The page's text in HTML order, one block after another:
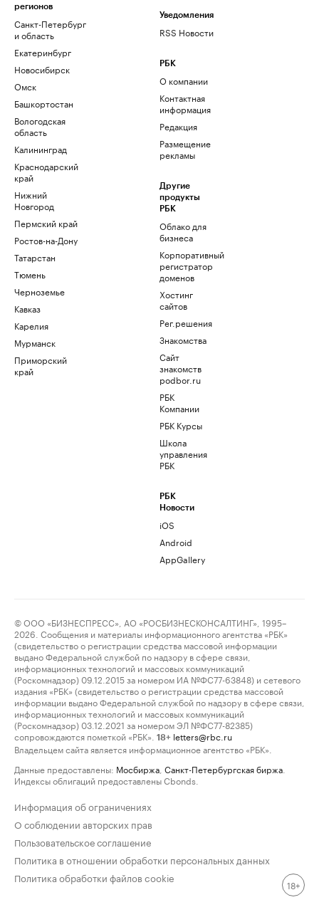
регионов
Санкт-Петербург
и область
Екатеринбург
Новосибирск
Омск
Башкортостан
Вологодская
область
Калининград
Краснодарский
край
Нижний
Новгород
Пермский край
Ростов-на-Дону
Татарстан
Тюмень
Черноземье
Кавказ
Карелия
Мурманск
Приморский
край
Уведомления
RSS Новости
РБК
О компании
Контактная
информация
Редакция
Размещение
рекламы
Другие
продукты
РБК
Облако для
бизнеса
Корпоративный
регистратор
доменов
Хостинг
сайтов
Рег.решения
Знакомства
Сайт
знакомств
podbor.ru
РБК
Компании
РБК Курсы
Школа
управления
РБК
РБК
Новости
iOS
Android
AppGallery
© ООО «БИЗНЕСПРЕСС», АО «РОСБИЗНЕСКОНСАЛТИНГ», 1995–
2026. Сообщения и материалы информационного агентства «РБК»
(свидетельство о регистрации средства массовой информации
выдано Федеральной службой по надзору в сфере связи,
информационных технологий и массовых коммуникаций
(Роскомнадзор) 09.12.2015 за номером ИА №ФС77-63848) и сетевого
издания «РБК» (свидетельство о регистрации средства массовой
информации выдано Федеральной службой по надзору в сфере связи,
информационных технологий и массовых коммуникаций
(Роскомнадзор) 03.12.2021 за номером ЭЛ №ФС77-82385)
сопровождаются пометкой «РБК».
18+ letters@rbc.ru
Владельцем сайта является информационное агентство «РБК».
Данные предоставлены: Мосбиржа Санкт-Петербургская биржа
Индексы облигаций предоставлены Cbonds.
Информация об ограничениях
О соблюдении авторских прав
Пользовательское соглашение
Политика в отношении обработки персональных данных
Политика обработки файлов cookie
18+